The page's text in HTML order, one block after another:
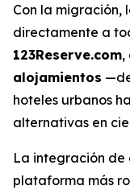
Con la migración,
directamente a
123Reserve.com,
alojamientos
hoteles urbanos
alternativas en
La integración de
plataforma más